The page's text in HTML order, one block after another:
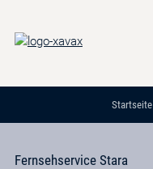
Startseite
Fernsehservice Stara